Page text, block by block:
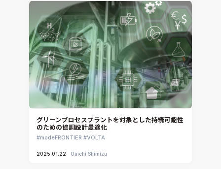
MBDプロセス構築コンサルティング
CAEエンジニアリングコンサルティング
音響設計
CAE分野におけるAIコンサルティング
システム構築と開発
CONVERGE
iconCFD
SIMULIA Abaqus Unified FEA
Simcenter Flotherm
Simcenter Flotherm XT
Ansys Electronics
DEMITASNX
Simcenter 3D Acoustics
Rocky
CATIA V5 Analysis
Ansys EnSight
グリーンプロセスプラントを対象とした持続可能性
のための協調設計最適化
modeFRONTIER VOLTA
2025.01.22 Ouichi Shimizu